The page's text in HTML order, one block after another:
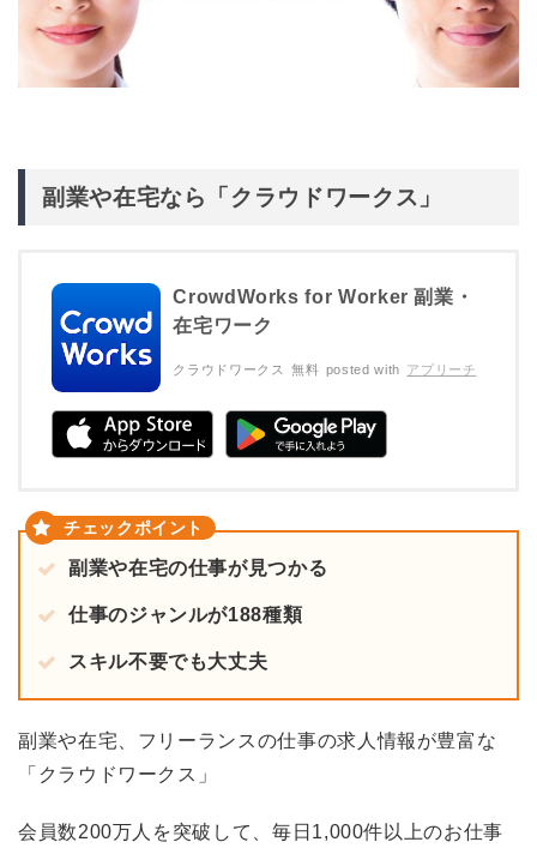
副業や在宅なら「クラウドワークス」
CrowdWorks for Worker 副業・
在宅ワーク
クラウドワークス 無料 posted with アプリーチ
副業や在宅の仕事が見つかる
仕事のジャンルが188種類
スキル不要でも大丈夫
副業や在宅、フリーランスの仕事の求人情報が豊富な
「クラウドワークス」
会員数200万人を突破して、毎日1,000件以上のお仕事